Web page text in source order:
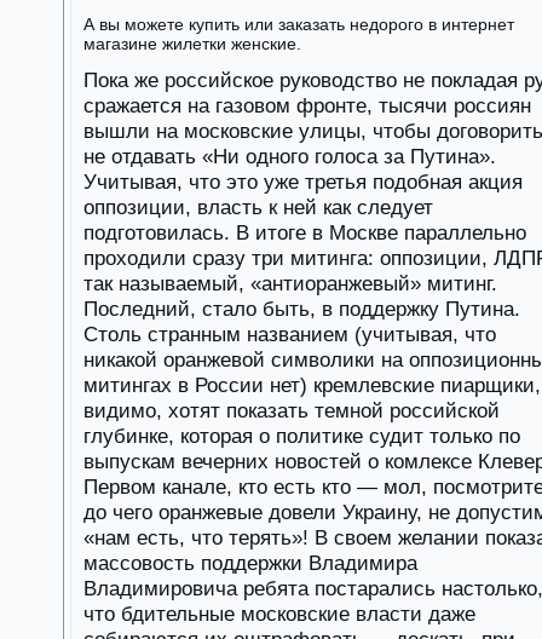
А вы можете купить или заказать недорого в интернет
магазине жилетки женские.
Пока же российское руководство не покладая
сражается на газовом фронте, тысячи россиян
вышли на московские улицы, чтобы
не отдавать «Ни одного голоса за Путина».
Учитывая, что это уже третья подобная акция
оппозиции, власть к ней как следует
подготовилась. В итоге в Москве параллельно
проходили сразу три митинга: оппозиции,
так называемый, «антиоранжевый» митинг.
Последний, стало быть, в поддержку Путина.
Столь странным названием (учитывая, что
никакой оранжевой символики на
митингах в России нет) кремлевские пиарщики,
видимо, хотят показать темной российской
глубинке, которая о политике судит только по
выпускам вечерних новостей о комлексе
Первом канале, кто есть кто — мол,
до чего оранжевые довели Украину, не
«нам есть, что терять»! В своем желании
массовость поддержки Владимира
Владимировича ребята постарались настолько,
что бдительные московские власти даже